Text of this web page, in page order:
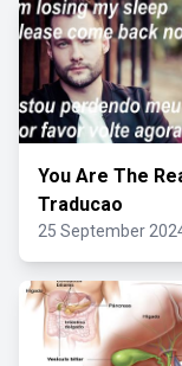
You Are The
Traducao
25 September